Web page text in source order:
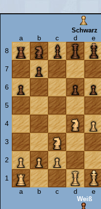
Schwarz
a b c d e
8
7
6
5
4
3
2
1
a
b c d e
Weiß